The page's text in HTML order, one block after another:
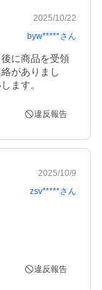
2025/10/22
byw*****さん
に商品を受領
がありまし
ます。
違反報告
2025/10/9
zsv*****さん
違反報告